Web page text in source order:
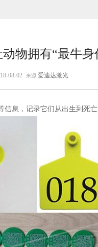
物拥有“最牛身
08-02 来源:爱迪达激光
息，记录它们从出生到死亡